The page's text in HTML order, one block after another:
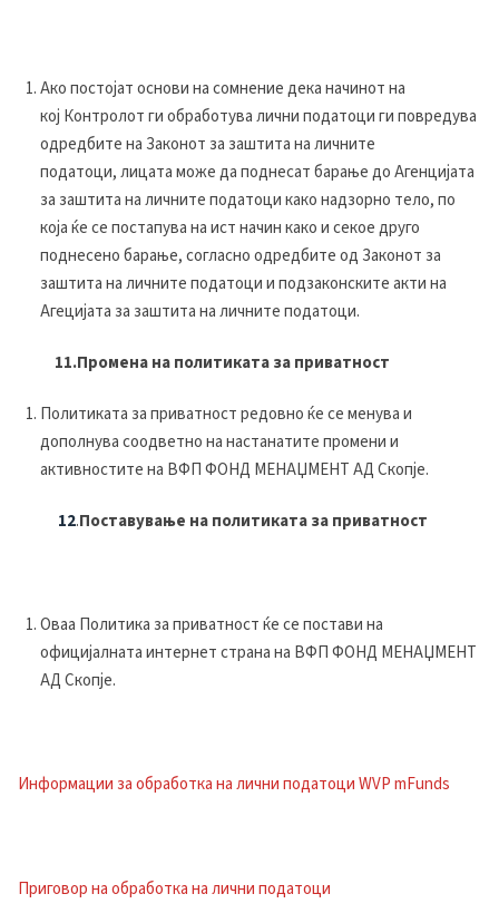
Ако постојат основи на сомнение дека начинот на
кој Контролот ги обработува лични податоци ги повредува
одредбите на Законот за заштита на личните
податоци, лицата може да поднесат барање до Агенцијата
за заштита на личните податоци како надзорно тело, по
која ќе се постапува на ист начин како и секое друго
поднесено барање, согласно одредбите од Законот за
заштита на личните податоци и подзаконските акти на
Агецијата за заштита на личните податоци.
11.Промена на политиката за приватност
Политиката за приватност редовно ќе се менува и
дополнува соодветно на настанатите промени и
активностите на ВФП ФОНД МЕНАЏМЕНТ АД Скопје.
12.Поставување на политиката за приватност
Оваа Политика за приватност ќе се постави на
официјалната интернет страна на ВФП ФОНД МЕНАЏМЕНТ
АД Скопје.
Информации за обработка на лични податоци WVP mFunds
Приговор на обработка на лични податоци